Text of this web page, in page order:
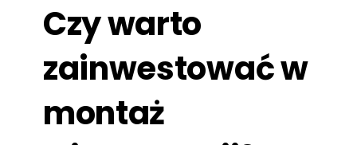
Czy warto
zainwestować w
montaż